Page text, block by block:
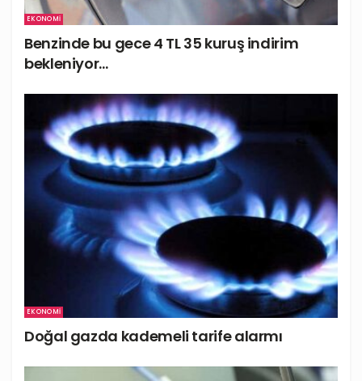
EKONOMI
Benzinde bu gece 4 TL 35 kuruş indirim
bekleniyor…
EKONOMI
Doğal gazda kademeli tarife alarmı